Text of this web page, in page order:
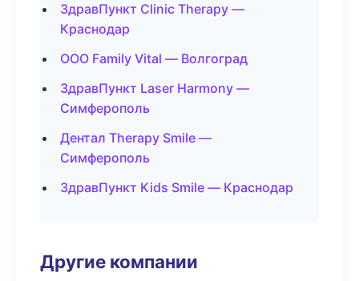
ЗдравПункт Clinic Therapy —
Краснодар
ООО Family Vital — Волгоград
ЗдравПункт Laser Harmony —
Симферополь
Дентал Therapy Smile —
Симферополь
ЗдравПункт Kids Smile — Краснодар
Другие компании